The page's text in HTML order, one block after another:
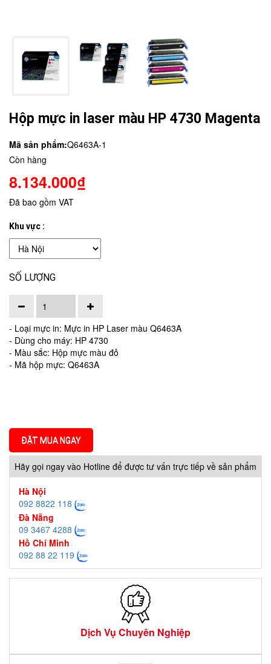
Hộp mực in laser màu HP 4730 Magenta
Mã sản phẩm:Q6463A-1
Còn hàng
8.134.000₫
Đã bao gồm VAT
Khu vực :
SỐ LƯỢNG
- Loại mực in: Mực in HP Laser màu Q6463A
- Dùng cho máy: HP 4730
- Màu sắc: Hộp mực màu đỏ
- Mã hộp mực: Q6463A
ĐẶT MUA NGAY
Hãy gọi ngay vào Hotline để được tư vấn trực tiếp về sản phẩm
Hà Nội
092 8822 118
Đà Nẵng
09 3467 4288
Hồ Chí Minh
092 88 22 119
Dịch Vụ Chuyên Nghiệp